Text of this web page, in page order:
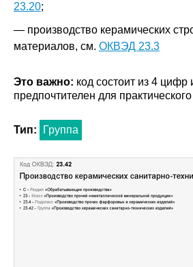
23.20;
— производство керамических
материалов, см. ОКВЭД 23.3
Это важно: код состоит из 4 цифр
предпочтителен для
Тип: Группа